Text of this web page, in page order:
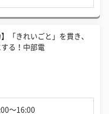
】「きれいごと」を貫き、
る！中部電
〜16:00